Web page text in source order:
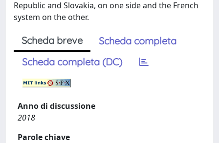
Republic and Slovakia, on one side and the French
system on the other.
Scheda breve
Scheda completa
Scheda completa (DC)
Anno di discussione
2018
Parole chiave